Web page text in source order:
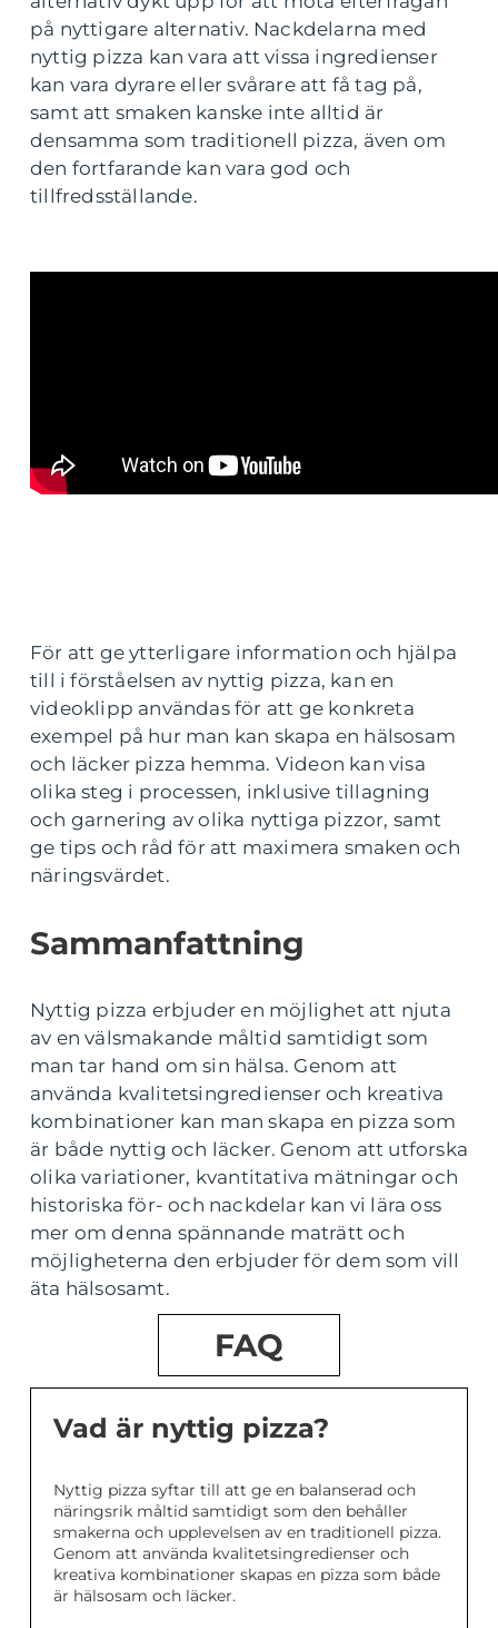
på nyttigare alternativ. Nackdelarna med
nyttig pizza kan vara att vissa ingredienser
kan vara dyrare eller svårare att få tag på,
samt att smaken kanske inte alltid är
densamma som traditionell pizza, även om
den fortfarande kan vara god och
tillfredsställande.
För att ge ytterligare information och hjälpa
till i förståelsen av nyttig pizza, kan en
videoklipp användas för att ge konkreta
exempel på hur man kan skapa en hälsosam
och läcker pizza hemma. Videon kan visa
olika steg i processen, inklusive tillagning
och garnering av olika nyttiga pizzor, samt
ge tips och råd för att maximera smaken och
näringsvärdet.
Sammanfattning
Nyttig pizza erbjuder en möjlighet att njuta
av en välsmakande måltid samtidigt som
man tar hand om sin hälsa. Genom att
använda kvalitetsingredienser och kreativa
kombinationer kan man skapa en pizza som
är både nyttig och läcker. Genom att utforska
olika variationer, kvantitativa mätningar och
historiska för- och nackdelar kan vi lära oss
mer om denna spännande maträtt och
möjligheterna den erbjuder för dem som vill
äta hälsosamt.
FAQ
Vad är nyttig pizza?
Nyttig pizza syftar till att ge en balanserad och
näringsrik måltid samtidigt som den behåller
smakerna och upplevelsen av en traditionell pizza.
Genom att använda kvalitetsingredienser och
kreativa kombinationer skapas en pizza som både
är hälsosam och läcker.